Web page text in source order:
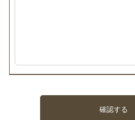
確認する